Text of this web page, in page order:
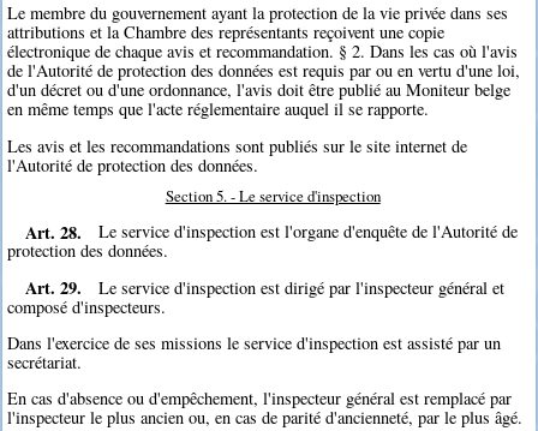
Le membre du gouvernement ayant la protection de la vie privée dans ses
attributions et la Chambre des représentants reçoivent une copie
électronique de chaque avis et recommandation. § 2. Dans les cas où l'avis
de l'Autorité de protection des données est requis par ou en vertu d'une loi,
d'un décret ou d'une ordonnance, l'avis doit être publié au Moniteur belge
en même temps que l'acte réglementaire auquel il se rapporte.
Les avis et les recommandations sont publiés sur le site internet de
l'Autorité de protection des données.
Section 5. - Le service d'inspection
Art. 28.
Le service d'inspection est l'organe d'enquête de l'Autorité de
protection des données.
Art. 29.
Le service d'inspection est dirigé par l'inspecteur général et
composé d'inspecteurs.
Dans l'exercice de ses missions le service d'inspection est assisté par un
secrétariat.
En cas d'absence ou d'empêchement, l'inspecteur général est remplacé par
l'inspecteur le plus ancien ou, en cas de parité d'ancienneté, par le plus âgé.